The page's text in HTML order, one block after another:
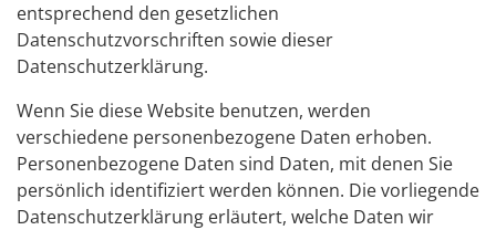
entsprechend den gesetzlichen
Datenschutzvorschriften sowie dieser
Datenschutzerklärung.
Wenn Sie diese Website benutzen, werden
verschiedene personenbezogene Daten erhoben.
Personenbezogene Daten sind Daten, mit denen Sie
persönlich identifiziert werden können. Die vorliegende
Datenschutzerklärung erläutert, welche Daten wir